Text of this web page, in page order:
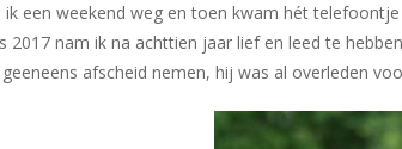
een weekend weg en toen kwam hét
2017 nam ik na achttien jaar lief en leed te
afscheid nemen, hij was al overleden